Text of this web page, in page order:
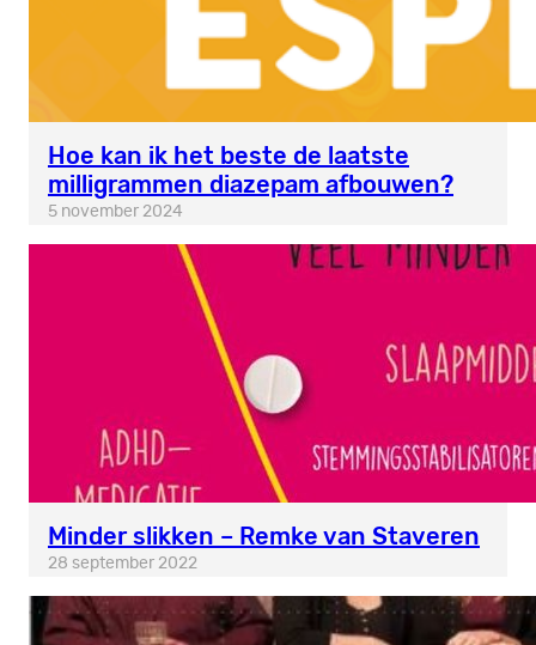
Hoe kan ik het beste de laatste
milligrammen diazepam afbouwen?
5 november 2024
Minder slikken – Remke van Staveren
28 september 2022